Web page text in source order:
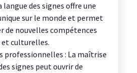
langue des signes offre une
sur le monde et permet
de nouvelles compétences
culturelles.
professionnelles : La maîtrise
signes peut ouvrir de